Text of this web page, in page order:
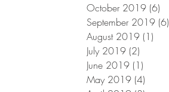
October 2019 (6)
September 2019 (6)
August 2019 (1)
July 2019 (2)
June 2019 (1)
May 2019 (4)